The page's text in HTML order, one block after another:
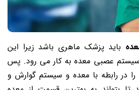
باید پزشک ماهری باشد زیرا این
عصبی معده به کار می رود. پس
را در رابطه با معده و سیستم گوارش و